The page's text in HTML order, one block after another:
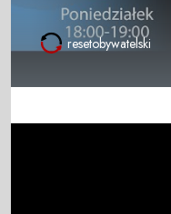
resetobywatelski